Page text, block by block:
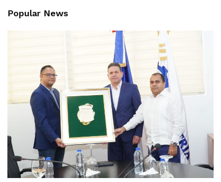
Popular News